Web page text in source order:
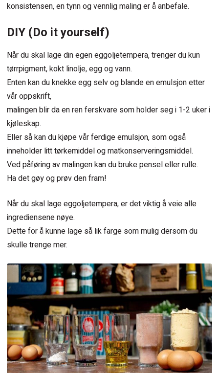
konsistensen, en tynn og vennlig maling er å anbefale.
DIY (Do it yourself)
Når du skal lage din egen eggoljetempera, trenger du kun
tørrpigment, kokt linolje, egg og vann.
Enten kan du knekke egg selv og blande en emulsjon etter
vår oppskrift,
malingen blir da en ren ferskvare som holder seg i 1-2 uker i
kjøleskap.
Eller så kan du kjøpe vår ferdige emulsjon, som også
inneholder litt tørkemiddel og matkonserveringsmiddel.
Ved påføring av malingen kan du bruke pensel eller rulle.
Ha det gøy og prøv den fram!
Når du skal lage eggoljetempera, er det viktig å veie alle
ingrediensene nøye.
Dette for å kunne lage så lik farge som mulig dersom du
skulle trenge mer.